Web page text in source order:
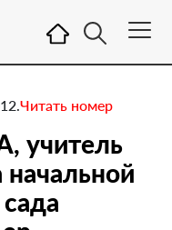
Читать номер
учитель
начальной